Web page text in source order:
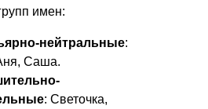
имен:
нейтральные:
Саша.
: Светочка,